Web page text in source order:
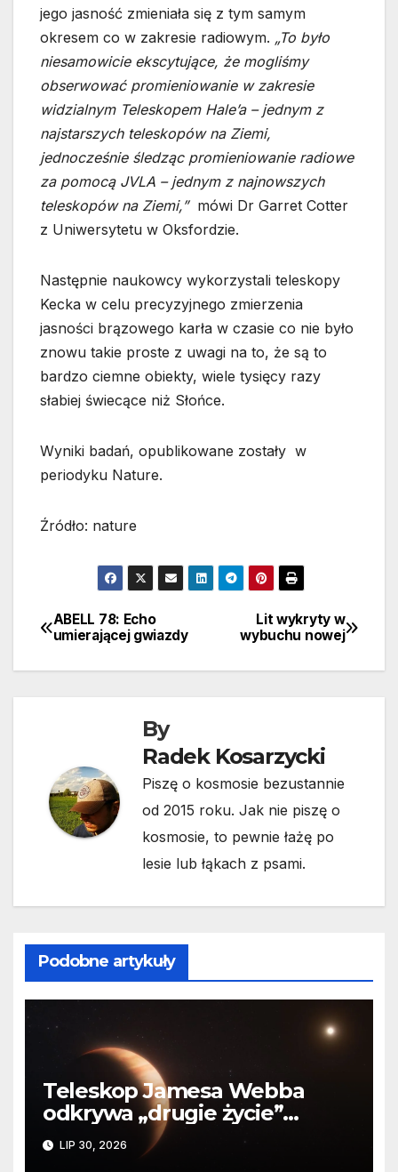
jego jasność zmieniała się z tym samym
okresem co w zakresie radiowym. „To było
niesamowicie ekscytujące, że mogliśmy
obserwować promieniowanie w zakresie
widzialnym Teleskopem Hale’a – jednym z
najstarszych teleskopów na Ziemi,
jednocześnie śledząc promieniowanie radiowe
za pomocą JVLA – jednym z najnowszych
teleskopów na Ziemi,” mówi Dr Garret Cotter
z Uniwersytetu w Oksfordzie.
Następnie naukowcy wykorzystali teleskopy
Kecka w celu precyzyjnego zmierzenia
jasności brązowego karła w czasie co nie było
znowu takie proste z uwagi na to, że są to
bardzo ciemne obiekty, wiele tysięcy razy
słabiej świecące niż Słońce.
Wyniki badań, opublikowane zostały w
periodyku Nature.
Źródło: nature
Nawigacja
wpisu
Lit wykryty w
wybuchu nowej
ABELL 78: Echo
umierającej gwiazdy
By
Radek Kosarzycki
Piszę o kosmosie bezustannie
od 2015 roku. Jak nie piszę o
kosmosie, to pewnie łażę po
lesie lub łąkach z psami.
Podobne artykuły
Teleskop Jamesa Webba
odkrywa „drugie życie”
planety krążącej wokół
martwej gwiazdy
LIP 30, 2026